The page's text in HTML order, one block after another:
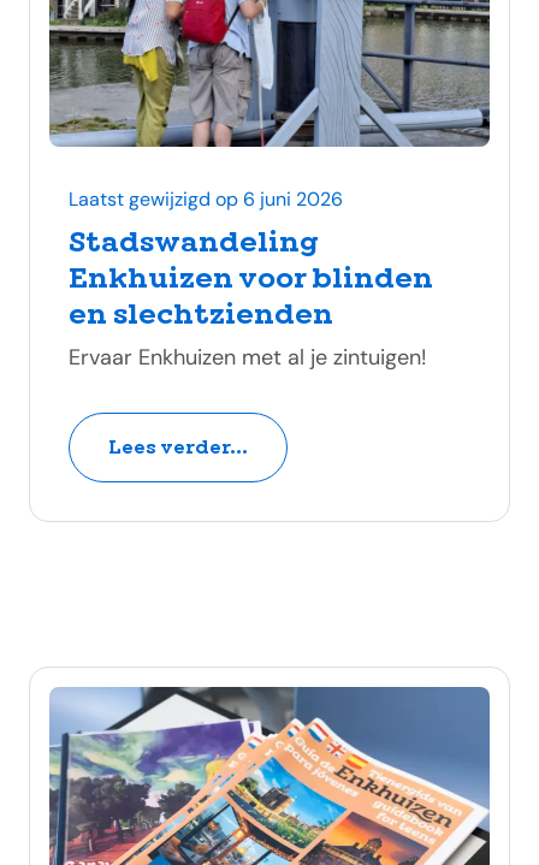
Stadswandeling
Enkhuizen voor blinden
en slechtzienden
Laatst gewijzigd op 6 juni 2026
Ervaar Enkhuizen met al je zintuigen!
Lees verder...